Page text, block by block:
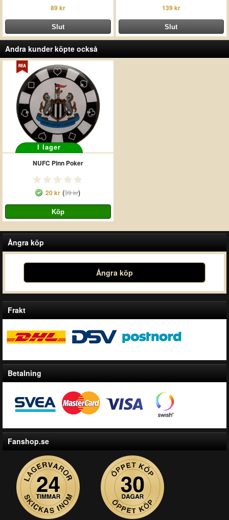
89 kr 139 kr
Andra kunder köpte också
I lager
NUFC Pinn Poker
20 kr (39 kr)
Ångra köp
Ångra köp
Frakt
Betalning
Fanshop.se